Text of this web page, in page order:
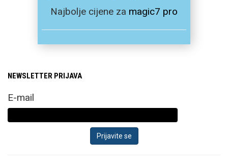
Najbolje cijene za magic7 pro
NEWSLETTER PRIJAVA
E-mail